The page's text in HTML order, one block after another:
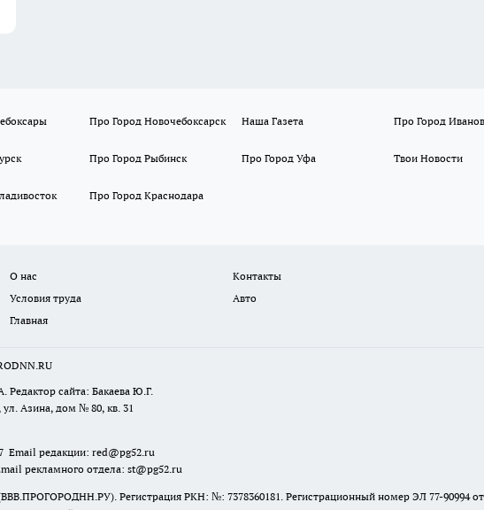
Про Город Новочебоксарск Наша Газета Про Город
Про Город Рыбинск Про Город Уфа Твои Новости
Про Город Краснодара
О нас
Контакты
Условия труда
Авто
Главная
сайта: Бакаева Ю.Г.
ул. Азина, дом № 80, кв. 31
Email редакции: red@pg52.ru
рекламного отдела: st@pg52.ru
Регистрация РКН: №: 7378360181. Регистрационный номер ЭЛ 77-90994